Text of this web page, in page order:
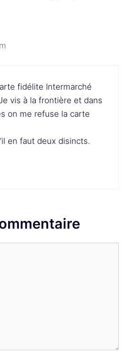
fidélite Intermarché
vis à la frontière et dans
on me refuse la carte
en faut deux disincts.